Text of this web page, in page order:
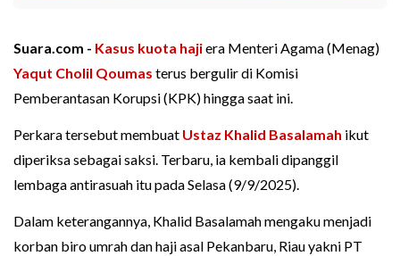
Suara.com - Kasus kuota hajiera Menteri Agama (Menag)
Yaqut Cholil Qoumas terus bergulir di Komisi
Pemberantasan Korupsi (KPK) hingga saat ini.
Perkara tersebut membuat Ustaz Khalid Basalamah ikut
diperiksa sebagai saksi. Terbaru, ia kembali dipanggil
lembaga antirasuah itu pada Selasa (9/9/2025).
Dalam keterangannya, Khalid Basalamah mengaku menjadi
korban biro umrah dan haji asal Pekanbaru, Riau yakni PT